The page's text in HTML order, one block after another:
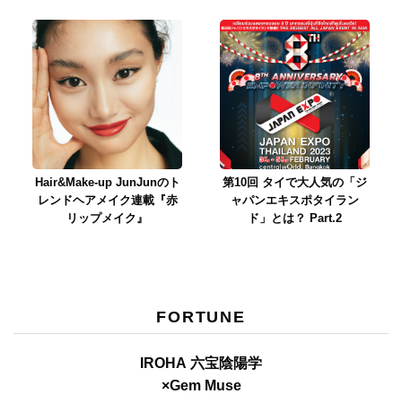
Hair&Make-up JunJunのト
レンドヘアメイク連載『赤
リップメイク』
第10回 タイで大人気の「ジ
ャパンエキスポタイラン
ド」とは？ Part.2
FORTUNE
IROHA 六宝陰陽学
×Gem Muse